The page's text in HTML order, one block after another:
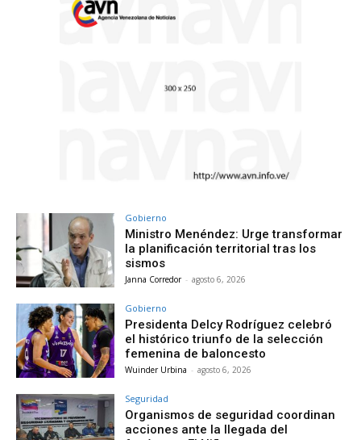
Gobierno
Ministro Menéndez: Urge transformar
la planificación territorial tras los
sismos
Janna Corredor - agosto 6, 2026
Gobierno
Presidenta Delcy Rodríguez celebró
el histórico triunfo de la selección
femenina de baloncesto
Wuinder Urbina - agosto 6, 2026
Seguridad
Organismos de seguridad coordinan
acciones ante la llegada del